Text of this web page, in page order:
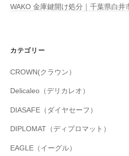
WAKO 金庫鍵開け処分｜千葉県白井
カテゴリー
CROWN(クラウン）
Delicaleo（デリカレオ）
DIASAFE（ダイヤセーフ）
DIPLOMAT（ディプロマット）
EAGLE（イーグル）